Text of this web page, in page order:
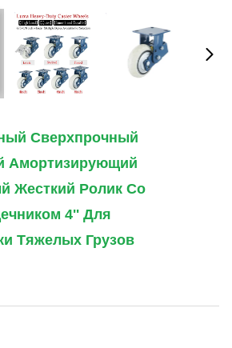
Сверхпрочный
Амортизирующий
Жесткий Ролик Со
4'' Для
Тяжелых Грузов